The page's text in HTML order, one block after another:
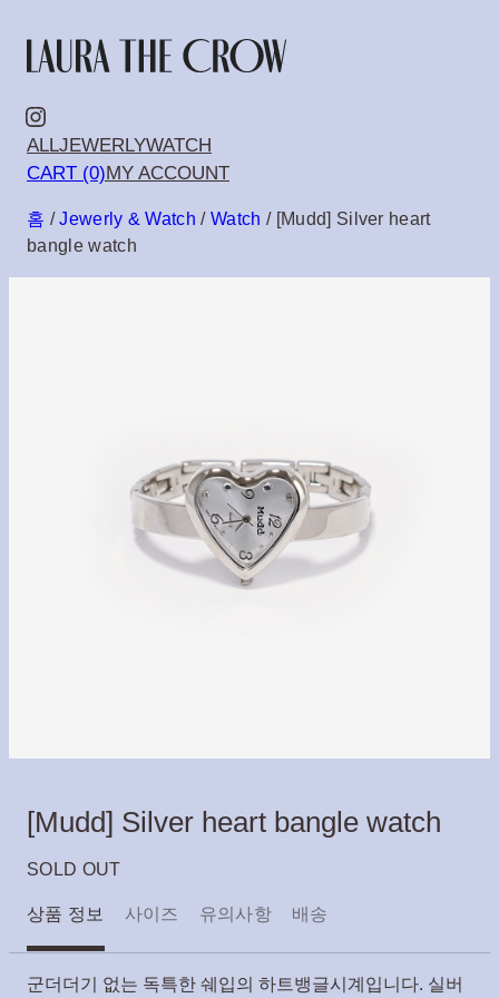
텐
츠
로
로
가
Instagram
ALLJEWERLYWATCH
CART (0)MY ACCOUNT
홈 /Jewerly & Watch /Watch / [Mudd] Silver heart
bangle watch
[Mudd] Silver heart bangle watch
SOLD OUT
상품 정보 사이즈 유의사항 배송
군더더기 없는 독특한 쉐입의 하트뱅글시계입니다. 실버